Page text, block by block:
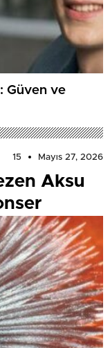
Güven ve
15 Mayıs 27, 2026
Aksu